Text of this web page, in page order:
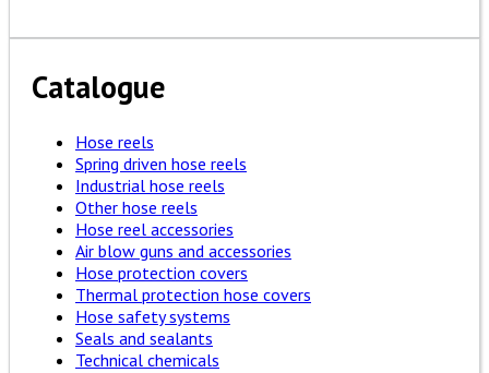
Catalogue
Hose reels
Spring driven hose reels
Industrial hose reels
Other hose reels
Hose reel accessories
Air blow guns and accessories
Hose protection covers
Thermal protection hose covers
Hose safety systems
Seals and sealants
Technical chemicals